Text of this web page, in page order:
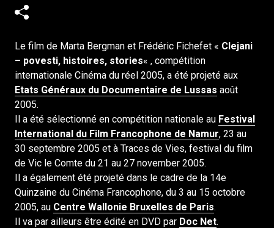
Le film de Marta Bergman et Frédéric Fichefet « Clejani
– povesti, histoires, stories« , compétition
internationale Cinéma du réel 2005, a été projeté aux
Etats Généraux du Documentaire de Lussas août
2005.
Il a été sélectionné en compétition nationale au Festival
International du Film Francophone de Namur, 23 au
30 septembre 2005 et à Traces de Vies, festival du film
de Vic le Comte du 21 au 27 november 2005.
Il a également été projeté dans le cadre de la 14e
Quinzaine du Cinéma Francophone, du 3 au 15 octobre
2005, au Centre Wallonie Bruxelles de Paris.
Il va par ailleurs être édité en DVD par Doc Net.